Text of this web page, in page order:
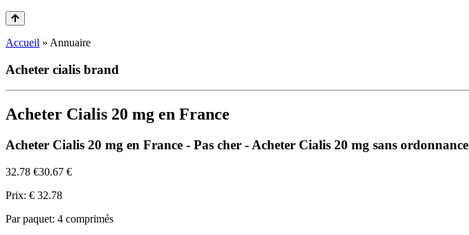
Accueil » Annuaire
Acheter cialis brand
Acheter Cialis 20 mg en France
Acheter Cialis 20 mg en France - Pas cher - Acheter Cialis 20 mg sans ordonnance
32.78 €30.67 €
Prix: € 32.78
Par paquet: 4 comprimés